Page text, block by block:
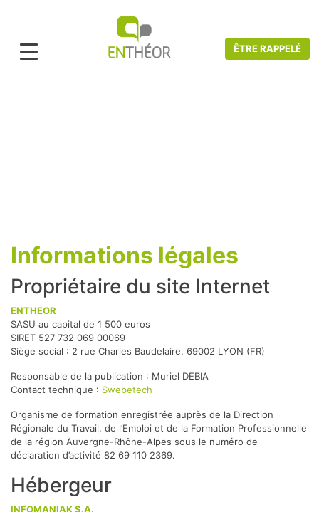
ÊTRE RAPPELÉ
Informations légales
Propriétaire du site Internet
ENTHEOR
SASU au capital de 1 500 euros
SIRET 527 732 069 00069
Siège social : 2 rue Charles Baudelaire, 69002 LYON (FR)
Responsable de la publication : Muriel DEBIA
Contact technique : Swebetech
Organisme de formation enregistrée auprès de la Direction
Régionale du Travail, de l’Emploi et de la Formation Professionnelle
de la région Auvergne-Rhône-Alpes sous le numéro de
déclaration d’activité 82 69 110 2369.
Hébergeur
INFOMANIAK S.A.